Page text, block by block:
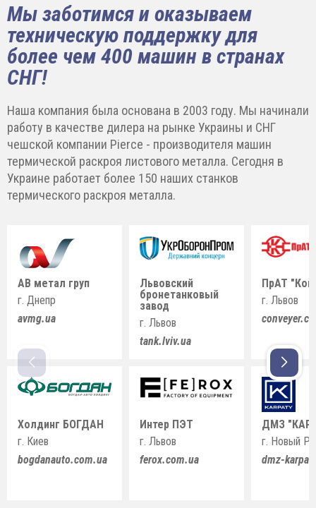
Мы заботимся и оказываем
техническую поддержку для
более чем 400 машин в странах
СНГ!
Наша компания была основана в 2003 году. Мы начинали
работу в качестве дилера на рынке Украины и СНГ
чешской компании Pierce - производителя машин
термической раскроя листового металла. Сегодня в
Украине работает более 150 наших станков
термического раскроя металла.
АВ метал груп
г. Днепр
avmg.ua
Холдинг БОГДАН
г. Киев
bogdanauto.com.ua
Львовский
бронетанковый
завод
г. Львов
tank.lviv.ua
Интер ПЭТ
г. Львов
ferox.com.ua
ПрАТ
г. Львов
ДМЗ
г. Новый
dmz-